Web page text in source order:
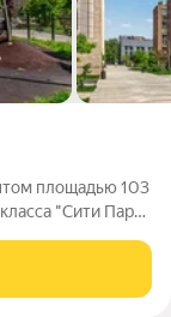
площадью 103
"Сити Парк"
премиальные